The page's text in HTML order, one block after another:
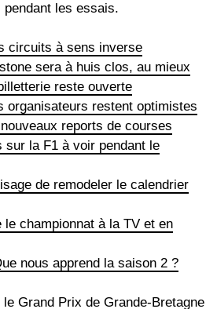
les essais.
circuits à sens inverse
sera à huis clos, au mieux
reste ouverte
organisateurs restent optimistes
reports de courses
sur la F1 à voir pendant le
de remodeler le calendrier
le championnat à la TV et en
nous apprend la saison 2 ?
le Grand Prix de Grande-Bretagne